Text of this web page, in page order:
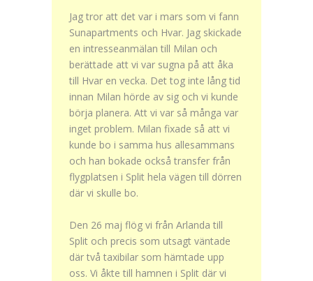
Jag tror att det var i mars som vi fann
Sunapartments och Hvar. Jag skickade
en intresseanmälan till Milan och
berättade att vi var sugna på att åka
till Hvar en vecka. Det tog inte lång tid
innan Milan hörde av sig och vi kunde
börja planera. Att vi var så många var
inget problem. Milan fixade så att vi
kunde bo i samma hus allesammans
och han bokade också transfer från
flygplatsen i Split hela vägen till dörren
där vi skulle bo.
Den 26 maj flög vi från Arlanda till
Split och precis som utsagt väntade
där två taxibilar som hämtade upp
oss. Vi åkte till hamnen i Split där vi